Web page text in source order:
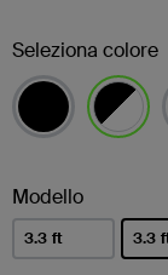
Seleziona colore
Modello
3.3 ft 3.3